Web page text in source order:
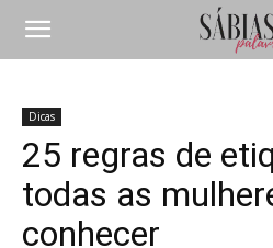
Dicas
25 regras de
todas as
conhecer